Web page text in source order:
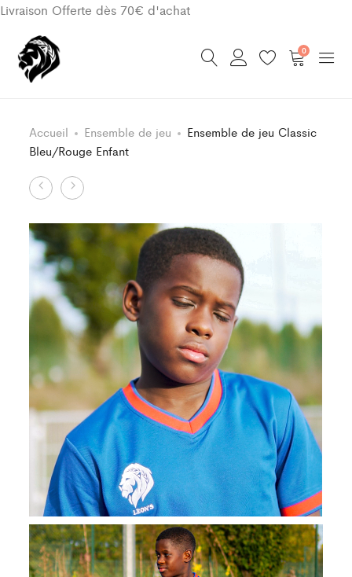
Livraison Offerte dès 70€ d'achat
0
Accueil Ensemble de jeu
Ensemble de jeu Classic
Bleu/Rouge Enfant
Product
navigation
Ensemble
Jeu
Classic
Vert/Blanc
Enfant
Ensemble
Jeu
Classic
Vert/Blanc